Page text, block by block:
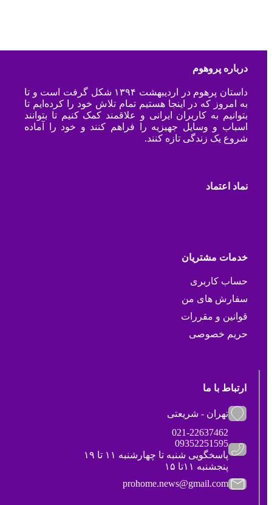
درباره پروهوم
داستان پرهوم در اردیبهشت ۱۳۹۴ شکل گرفت است و تا
به امروز که در اینجا هستیم تمام تلاش خود را کرده‌ایم تا
بتوانیم به کاربران ایرانی و علاقمند کمک کنیم تا بتوانند
اسباب و وسایل جهیزیه را فراهم کنند و خود را آماده
شروع یک زندگی تازه کنند.
نماد اعتماد
خدمات مشتریان
حساب کاربری
سفارش های من
قوانین و مقررات
حریم خصوصی
ارتباط با ما
تهران - شریعتی
021-22637462
09352251595
پاسخگویی شنبه تا چهارشنبه ۱۱ تا ۱۹
پنجشنبه ۱۱تا ۱۵
prohome.news@gmail.com